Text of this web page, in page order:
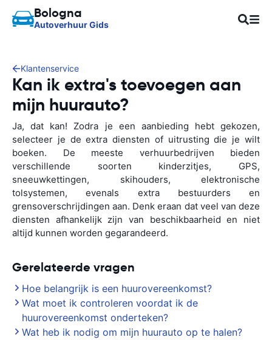
Bologna
Autoverhuur Gids
Klantenservice
Kan ik extra's toevoegen aan
mijn huurauto?
Ja, dat kan! Zodra je een aanbieding hebt gekozen,
selecteer je de extra diensten of uitrusting die je wilt
boeken. De meeste verhuurbedrijven bieden
verschillende soorten kinderzitjes, GPS,
sneeuwkettingen, skihouders, elektronische
tolsystemen, evenals extra bestuurders en
grensoverschrijdingen aan. Denk eraan dat veel van deze
diensten afhankelijk zijn van beschikbaarheid en niet
altijd kunnen worden gegarandeerd.
Gerelateerde vragen
Hoe belangrijk is een huurovereenkomst?
Wat moet ik controleren voordat ik de
huurovereenkomst onderteken?
Wat heb ik nodig om mijn huurauto op te halen?